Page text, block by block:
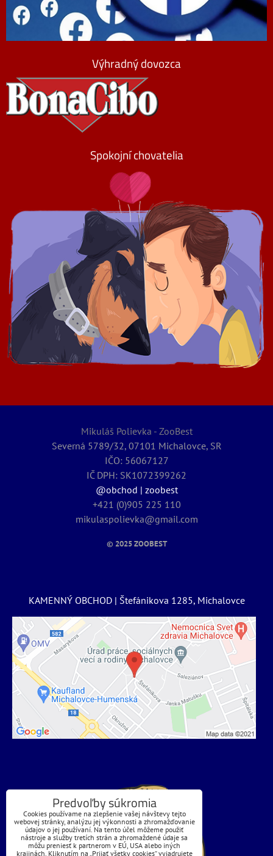
Výhradný dovozca
Spokojní chovatelia
Mikuláš Polievka - ZooBest
Severná 5789/32, 07101 Michalovce, SR
IČO: 56067127
IČ DPH: SK1072399262
@obchod | zoobest
+421 (0)905 225 110
mikulaspolievka@gmail.com
© 2025ZOOBEST
KAMENNÝ OBCHOD | Štefánikova 1285, Michalovce
Predvoľby súkromia
Cookies používame na zlepšenie vašej návštevy tejto
webovej stránky, analýzu jej výkonnosti a zhromažďovanie
údajov o jej používaní. Na tento účel môžeme použiť
nástroje a služby tretích strán a zhromaždené údaje sa
môžu preniesť k partnerom v EÚ, USA alebo iných
krajinách. Kliknutím na „Prijať všetky cookies“ vyjadrujete